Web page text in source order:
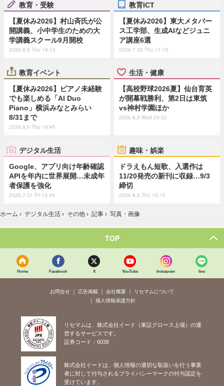
教育・受験
【夏休み2026】村山斉氏が公
開講義、小中学生のための大
学講義スクール9月開校
2026.8.6 Thu 19:15
教育ICT
【夏休み2026】東大メタバー
ス工学部、生成AIなどジュニ
ア講座6選
2026.7.30 Thu 11:15
教育イベント
【夏休み2026】ピアノ未経験
でも楽しめる「AI Duo
Piano」横浜みなとみらい
8/31まで
2026.8.6 Thu 19:45
生活・健康
【高校野球2026夏】仙台育英
が開幕戦勝利、第2日は東筑
vs神村学園ほか
2026.8.5 Wed 20:32
デジタル生活
Google、アプリ向け年齢確認
APIを年内に世界展開…未成年
者保護を強化
2026.7.31 Fri 13:45
趣味・娯楽
ドラえもん短歌、入選作は
11/20発売の新刊に収録…9/3
締切
2026.8.6 Thu 15:15
ホーム › デジタル生活 › その他 › 記事 › 写真・画像
TOP
Home Facebook X YouTube Instagram line
お問合せ 広告掲載 会社概要
リセマムについて
個人情報保護方針
リセマムは、株式会社イード（東証グロース上場）の運
営するサービスです。
証券コード：6038
株式会社イードは、個人情報の適切な取扱いを行う事業
者に対して付与されるプライバシーマークの付与認定を
受けています。